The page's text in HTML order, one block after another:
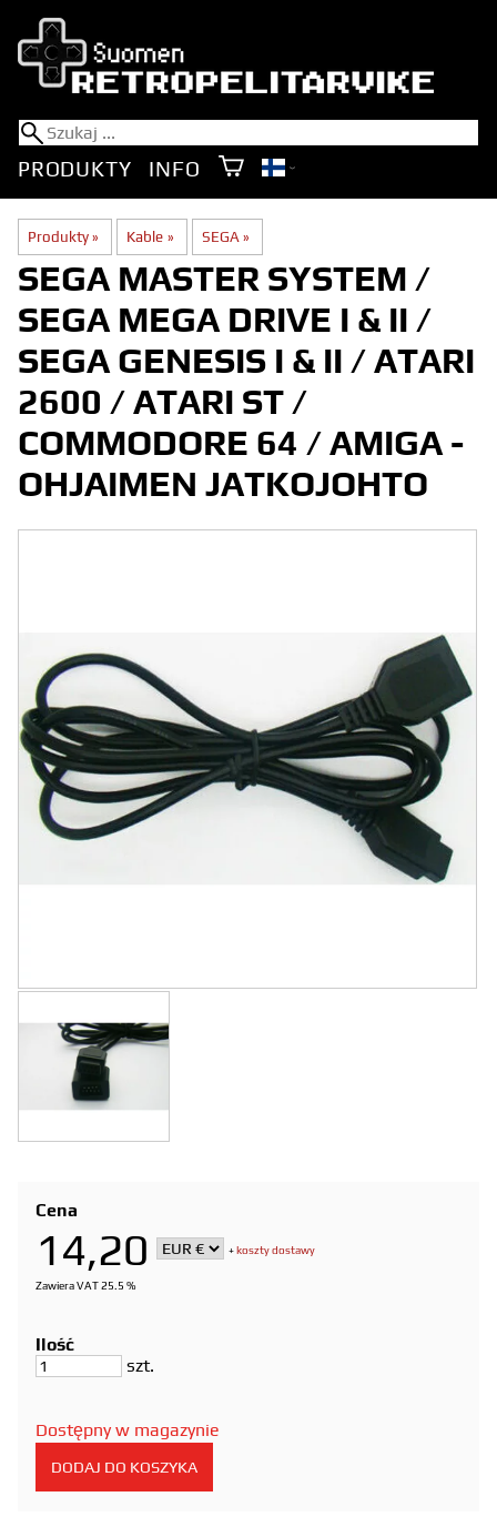
PRODUKTY INFO
Produkty ‪» Kable ‪» SEGA ‪»
SEGA MASTER SYSTEM /
SEGA MEGA DRIVE I & II /
SEGA GENESIS I & II / ATARI
2600 / ATARI ST /
COMMODORE 64 / AMIGA -
OHJAIMEN JATKOJOHTO
Cena
14,20 +koszty dostawy
Zawiera VAT 25.5 %
Ilość
szt.
Dostępny w magazynie